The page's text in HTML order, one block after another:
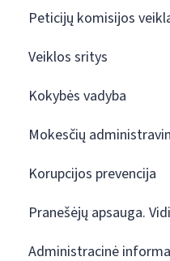
Peticijų komisijos
Veiklos sritys
Kokybės vadyba
Mokesčių
Korupcijos prevencija
Pranešėjų apsauga.
Administracinė